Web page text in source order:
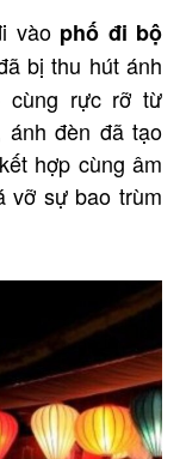
vào phố đi bộ
bị thu hút ánh
cùng rực rỡ từ
ánh đèn đã tạo
hợp cùng âm
vỡ sự bao trùm